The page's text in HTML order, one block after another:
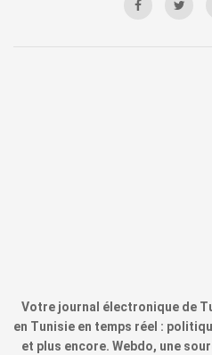
Votre journal électronique de
en Tunisie en temps réel :
et plus encore. Webdo, une